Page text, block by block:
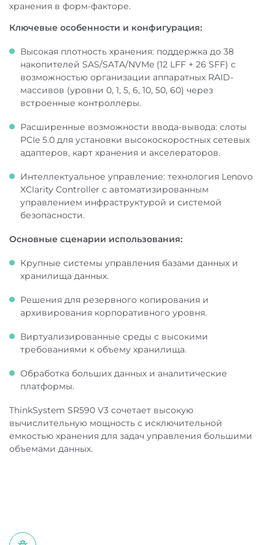
хранения в форм-факторе.
Ключевые особенности и конфигурация:
Высокая плотность хранения: поддержка до 38
накопителей SAS/SATA/NVMe (12 LFF + 26 SFF) с
возможностью организации аппаратных RAID-
массивов (уровни 0, 1, 5, 6, 10, 50, 60) через
встроенные контроллеры.
Расширенные возможности ввода-вывода: слоты
PCIe 5.0 для установки высокоскоростных сетевых
адаптеров, карт хранения и акселераторов.
Интеллектуальное управление: технология Lenovo
XClarity Controller с автоматизированным
управлением инфраструктурой и системой
безопасности.
Основные сценарии использования:
Крупные системы управления базами данных и
хранилища данных.
Решения для резервного копирования и
архивирования корпоративного уровня.
Виртуализированные среды с высокими
требованиями к объему хранилища.
Обработка больших данных и аналитические
платформы.
ThinkSystem SR590 V3 сочетает высокую
вычислительную мощность с исключительной
емкостью хранения для задач управления большими
объемами данных.
Самовывоз: